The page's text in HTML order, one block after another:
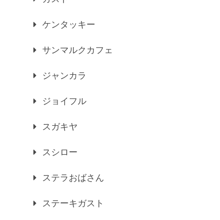
ケンタッキー
サンマルクカフェ
ジャンカラ
ジョイフル
スガキヤ
スシロー
ステラおばさん
ステーキガスト